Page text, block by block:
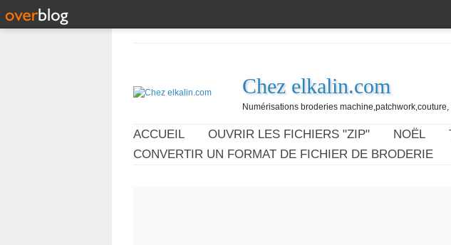
Chez elkalin.com
Numérisations broderies
ACCUEIL OUVRIR LES FICHIERS "ZIP" NOËL
CONVERTIR UN FORMAT DE FICHIER DE BRODERIE